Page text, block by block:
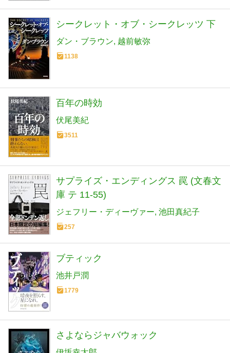
シークレット・オブ・シークレッツ 下
ダン・ブラウン 越前敏弥
1138
百年の時効
伏尾美紀
3511
サプライズ・エンディングス 罠 (文春文
庫 テ 11-55)
ジェフリー・ディーヴァー 池田真紀子
257
ブティック
池井戸潤
1779
さよならジャバウォック